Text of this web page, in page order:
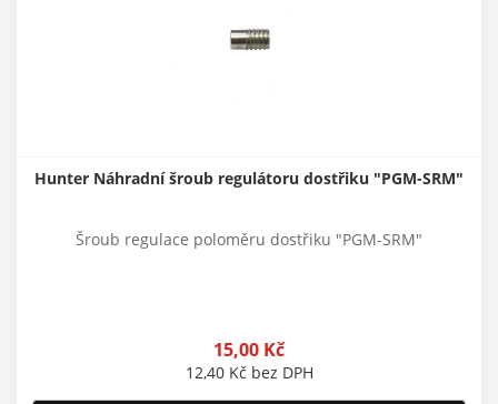
Hunter Náhradní šroub regulátoru dostřiku "PGM-SRM"
Šroub regulace poloměru dostřiku "PGM-SRM"
15,00 Kč
12,40 Kč bez DPH